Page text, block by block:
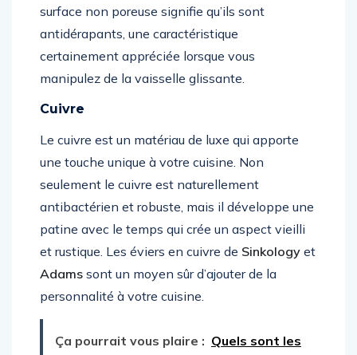
surface non poreuse signifie qu’ils sont
antidérapants, une caractéristique
certainement appréciée lorsque vous
manipulez de la vaisselle glissante.
Cuivre
Le cuivre est un matériau de luxe qui apporte
une touche unique à votre cuisine. Non
seulement le cuivre est naturellement
antibactérien et robuste, mais il développe une
patine avec le temps qui crée un aspect vieilli
et rustique. Les éviers en cuivre de Sinkology et
Adams sont un moyen sûr d’ajouter de la
personnalité à votre cuisine.
Ça pourrait vous plaire : Quels sont les